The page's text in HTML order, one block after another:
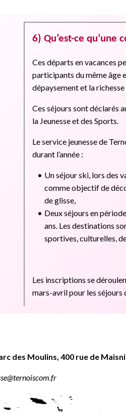
6) Qu’est-ce
Ces départs en vacances
participants du même âge
dépaysement et la
Ces séjours sont déclarés
la Jeunesse et des Sports.
Le service jeunesse de
durant l’année :
Un séjour ski, lors des
comme objectif de
de glisse,
Deux séjours en
ans. Les destinations
sportives, culturelles,
Les inscriptions se
mars-avril pour les séjours
des Moulins, 400 rue de